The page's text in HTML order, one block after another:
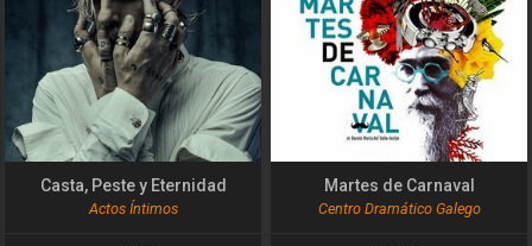
Casta, Peste y Eternidad
Actos Íntimos
Martes de Carnaval
Centro Dramático Galego